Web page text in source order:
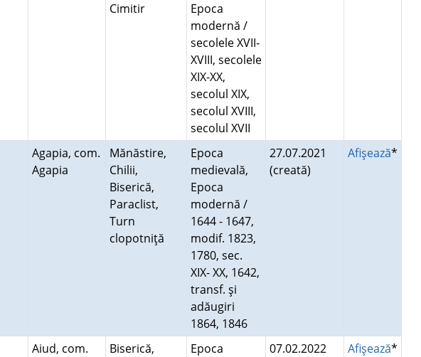
Cimitir
Epoca
modernă /
secolele XVII-
XVIII, secolele
XIX-XX,
secolul XIX,
secolul XVIII,
secolul XVII
Agapia, com.
Agapia
Mănăstire,
Chilii,
Biserică,
Paraclist,
Turn
clopotniţă
Epoca
medievală,
Epoca
modernă /
1644 - 1647,
modif. 1823,
1780, sec.
XIX- XX, 1642,
transf. şi
adăugiri
1864, 1846
27.07.2021
(creată)
Afişează*
Aiud, com.
Biserică,
Epoca
07.02.2022
Afişează*